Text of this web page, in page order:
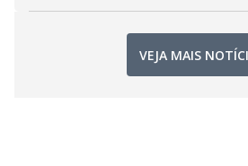
VEJA MAIS